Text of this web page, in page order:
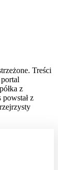
Treści
z
z